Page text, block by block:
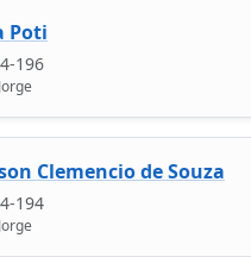
Poti
196
Clemencio de Souza
194